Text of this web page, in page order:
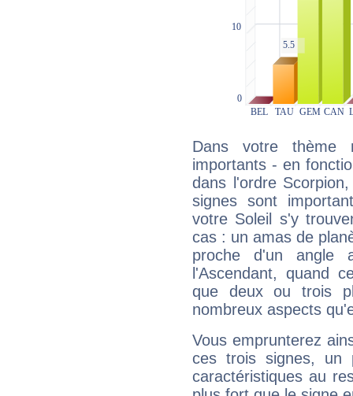
Dans votre thème
importants - en
dans l'ordre
signes sont
votre Soleil s'y
cas : un amas de
proche d'un
l'Ascendant, quand
que deux ou trois
nombreux aspects
Vous emprunterez
ces trois signes, un
caractéristiques au